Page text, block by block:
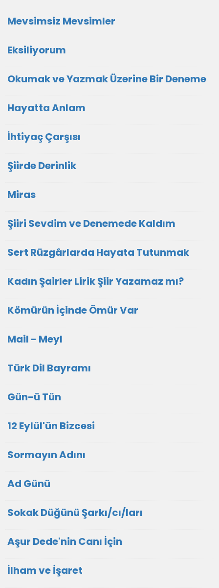
Mevsimsiz Mevsimler
Eksiliyorum
Okumak ve Yazmak Üzerine Bir Deneme
Hayatta Anlam
İhtiyaç Çarşısı
Şiirde Derinlik
Miras
Şiiri Sevdim ve Denemede Kaldım
Sert Rüzgârlarda Hayata Tutunmak
Kadın Şairler Lirik Şiir Yazamaz mı?
Kömürün İçinde Ömür Var
Mail - Meyl
Türk Dil Bayramı
Gün-ü Tün
12 Eylül'ün Bizcesi
Sormayın Adını
Ad Günü
Sokak Düğünü Şarkı/cı/ları
Aşur Dede'nin Canı İçin
İlham ve İşaret